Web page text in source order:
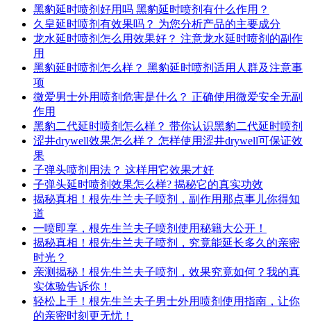
黑豹延时喷剂好用吗 黑豹延时喷剂有什么作用？
久皇延时喷剂有效果吗？ 为您分析产品的主要成分
龙水延时喷剂怎么用效果好？ 注意龙水延时喷剂的副作
用
黑豹延时喷剂怎么样？ 黑豹延时喷剂适用人群及注意事
项
微爱男士外用喷剂危害是什么？ 正确使用微爱安全无副
作用
黑豹二代延时喷剂怎么样？ 带你认识黑豹二代延时喷剂
涩井drywell效果怎么样？ 怎样使用涩井drywell可保证效
果
子弹头喷剂用法？ 这样用它效果才好
子弹头延时喷剂效果怎么样? 揭秘它的真实功效
揭秘真相！根先生兰夫子喷剂，副作用那点事儿你得知
道
一喷即享，根先生兰夫子喷剂使用秘籍大公开！
揭秘真相！根先生兰夫子喷剂，究竟能延长多久的亲密
时光？
亲测揭秘！根先生兰夫子喷剂，效果究竟如何？我的真
实体验告诉你！
轻松上手！根先生兰夫子男士外用喷剂使用指南，让你
的亲密时刻更无忧！